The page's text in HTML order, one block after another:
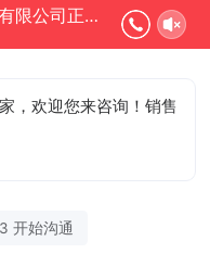
绍兴越缇纺织服饰有限公司正在为您服务
，欢迎您来咨询！销售
开始沟通